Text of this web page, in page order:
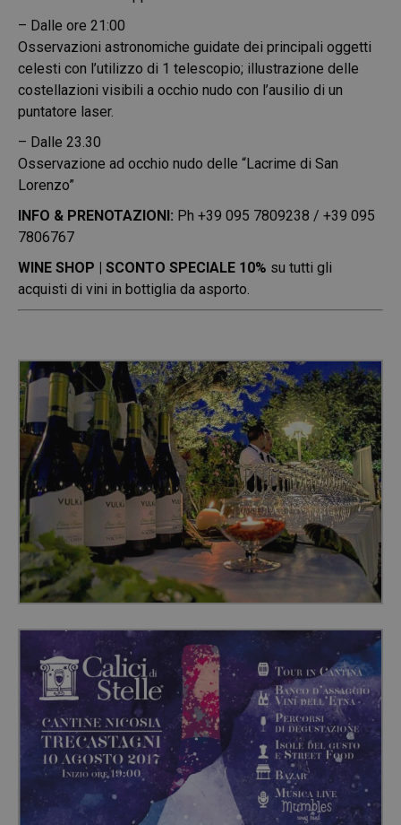
– Dalle ore 21:00
Osservazioni astronomiche guidate dei principali oggetti
celesti con l’utilizzo di 1 telescopio; illustrazione delle
costellazioni visibili a occhio nudo con l’ausilio di un
puntatore laser.
– Dalle 23.30
Osservazione ad occhio nudo delle “Lacrime di San
Lorenzo”
INFO & PRENOTAZIONI: Ph +39 095 7809238 / +39 095
7806767
WINE SHOP | SCONTO SPECIALE 10% su tutti gli
acquisti di vini in bottiglia da asporto.